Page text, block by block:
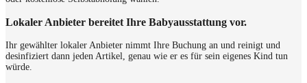
Lokaler Anbieter bereitet Ihre Babyausstattung vor.
Ihr gewählter lokaler Anbieter nimmt Ihre Buchung an und reinigt und
desinfiziert dann jeden Artikel, genau wie er es für sein eigenes Kind tun
würde.